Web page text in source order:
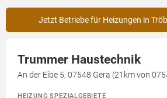
Jetzt Betriebe für Heizungen in
Trummer Haustechnik
An der Eibe 5, 07548 Gera (21km von
HEIZUNG SPEZIALGEBIETE